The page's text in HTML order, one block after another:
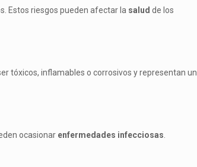
Estos riesgos pueden afectar la salud de los
tóxicos, inflamables o corrosivos y representan un
ocasionar enfermedades infecciosas